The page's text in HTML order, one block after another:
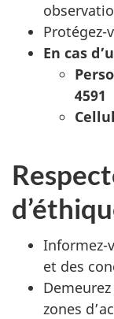
Protégez-
En cas
4591
Informez-
et des
zones